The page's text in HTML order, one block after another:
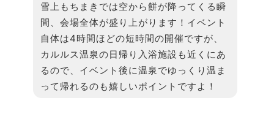
雪上もちまきでは空から餅が降ってくる瞬
間、会場全体が盛り上がります！イベント
自体は4時間ほどの短時間の開催ですが、
カルルス温泉の日帰り入浴施設も近くにあ
るので、イベント後に温泉でゆっくり温ま
って帰れるのも嬉しいポイントですよ！